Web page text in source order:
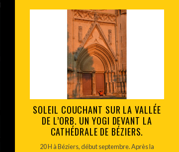
SOLEIL COUCHANT SUR LA VALLÉE
DE L’ORB. UN YOGI DEVANT LA
CATHÉDRALE DE BÉZIERS.
20 H à Béziers, début septembre. Après la
ARCACHON
OU RESTER
ENTENDU